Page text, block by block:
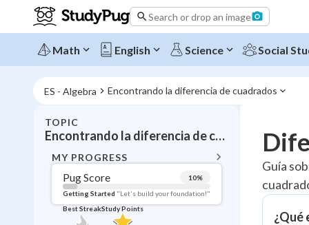
Search or drop an image
Math English Science Social
ES - Algebra Encontrando la diferencia de cuadrados
TOPIC
Encontrando la diferencia de cuadrados
MY PROGRESS
Pug Score 10%
Getting Started "Let's build your foundation!"
Best StreakStudy Points
Topic
Pug Score
Getting Started
Guía
¿Qué